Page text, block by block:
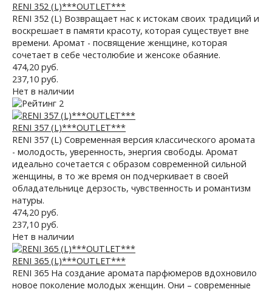
RENI 352 (L)***OUTLET***
RENI 352 (L) Возвращает нас к истокам своих традиций и
воскрешает в памяти красоту, которая существует вне
времени. Аромат - посвящение женщине, которая
сочетает в себе честолюбие и женсоке обаяние.
474,20 руб.
237,10 руб.
Нет в наличии
RENI 357 (L)***OUTLET***
RENI 357 (L) Современная версия классического аромата
- молодость, уверенность, энергия свободы. Аромат
идеально сочетается с образом современной сильной
женщины, в то же время он подчеркивает в своей
обладательнице дерзость, чувственность и романтизм
натуры.
474,20 руб.
237,10 руб.
Нет в наличии
RENI 365 (L)***OUTLET***
RENI 365 На создание аромата парфюмеров вдохновило
новое поколение молодых женщин. Они – современные